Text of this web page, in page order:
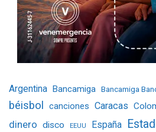
Argentina Bancamiga Bancamiga
béisbol canciones Caracas
dinero disco EEUU España